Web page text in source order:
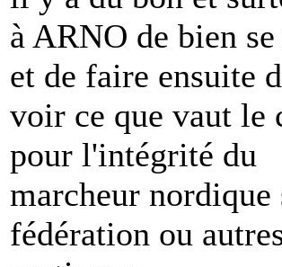
à ARNO de bien
et de faire ensuite
voir ce que vaut le
pour l'intégrité du
marcheur
fédération ou